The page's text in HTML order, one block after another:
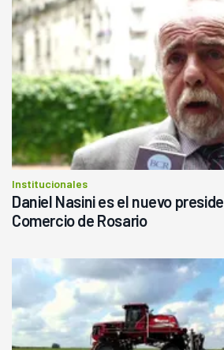
Institucionales
Daniel Nasini es el nuevo
Comercio de Rosario